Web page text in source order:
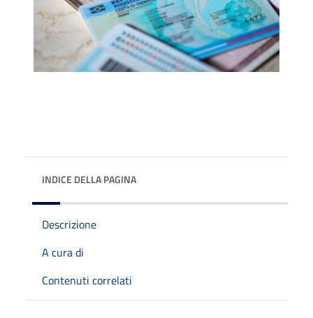
INDICE DELLA PAGINA
Descrizione
A cura di
Contenuti correlati